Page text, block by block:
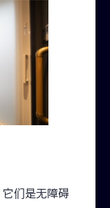
们是无障碍